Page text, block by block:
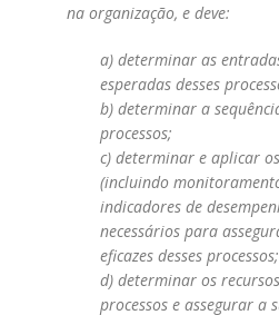
na organização, e deve:
a) determinar as
esperadas desses
b) determinar a
processos;
c) determinar e aplicar
(incluindo
indicadores de
necessários para
eficazes desses processos;
d) determinar os
processos e assegurar a